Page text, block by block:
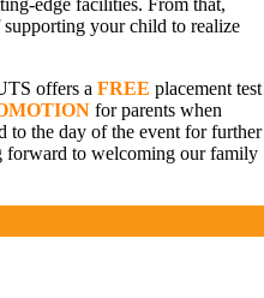
edge facilities. From that,
your child to realize
offers a FREE placement test
for parents when
to the day of the event for further
forward to welcoming our family